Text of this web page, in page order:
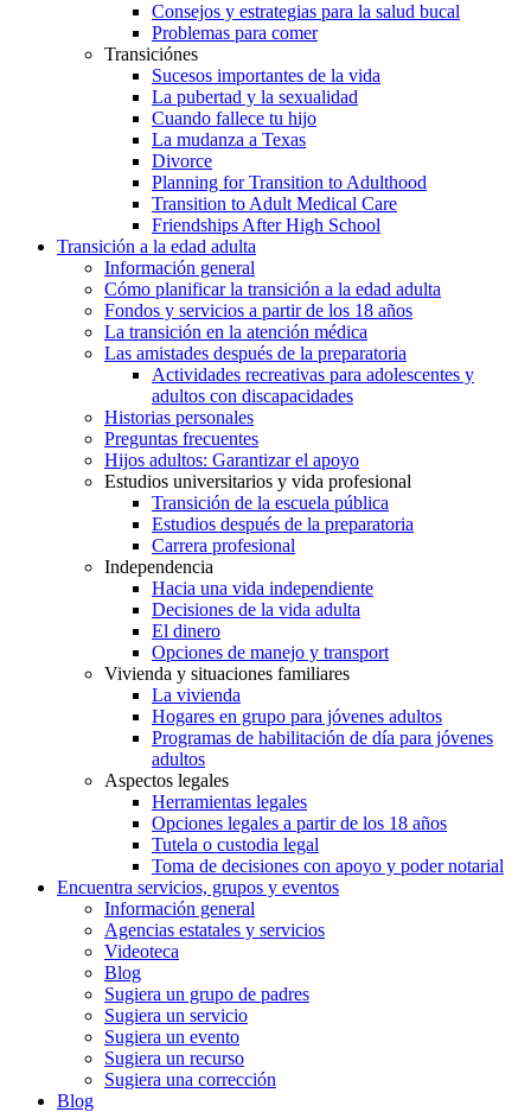
Consejos y estrategias para la salud bucal
Problemas para comer
Transiciónes
Sucesos importantes de la vida
La pubertad y la sexualidad
Cuando fallece tu hijo
La mudanza a Texas
Divorce
Planning for Transition to Adulthood
Transition to Adult Medical Care
Friendships After High School
Transición a la edad adulta
Información general
Cómo planificar la transición a la edad adulta
Fondos y servicios a partir de los 18 años
La transición en la atención médica
Las amistades después de la preparatoria
Actividades recreativas para adolescentes y
adultos con discapacidades
Historias personales
Preguntas frecuentes
Hijos adultos: Garantizar el apoyo
Estudios universitarios y vida profesional
Transición de la escuela pública
Estudios después de la preparatoria
Carrera profesional
Independencia
Hacia una vida independiente
Decisiones de la vida adulta
El dinero
Opciones de manejo y transport
Vivienda y situaciones familiares
La vivienda
Hogares en grupo para jóvenes adultos
Programas de habilitación de día para jóvenes
adultos
Aspectos legales
Herramientas legales
Opciones legales a partir de los 18 años
Tutela o custodia legal
Toma de decisiones con apoyo y poder notarial
Encuentra servicios, grupos y eventos
Información general
Agencias estatales y servicios
Videoteca
Blog
Sugiera un grupo de padres
Sugiera un servicio
Sugiera un evento
Sugiera un recurso
Sugiera una corrección
Blog